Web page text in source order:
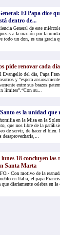
El Papa dice
dentro de...
General de este
a la oración por la
todo un don, es una gracia
pide renovar cada
Evangelio del día, Papa
y “espera
entre sus brazos
límites”.“Con su...
es la unidad que
en la Misa en la
que nos libre de la
de servir, de hacer el
desaprovecharla,...
18 concluyen las
Santa Marta
Con motivo de la
en Italia, el papa
diariamente celebra en la